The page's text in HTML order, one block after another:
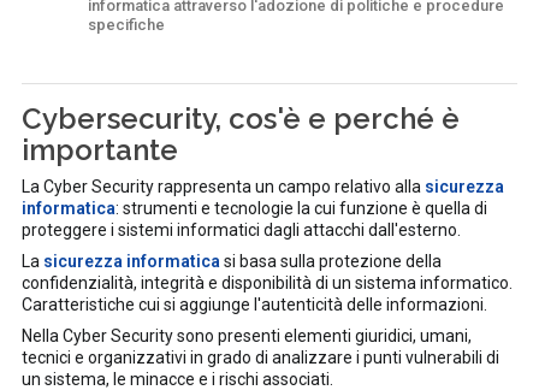
informatica attraverso l'adozione di politiche e procedure
specifiche
Cybersecurity, cos'è e perché è
importante
La Cyber Security rappresenta un campo relativo alla sicurezza
informatica: strumenti e tecnologie la cui funzione è quella di
proteggere i sistemi informatici dagli attacchi dall'esterno.
La sicurezza informatica si basa sulla protezione della
confidenzialità, integrità e disponibilità di un sistema informatico.
Caratteristiche cui si aggiunge l'autenticità delle informazioni.
Nella Cyber Security sono presenti elementi giuridici, umani,
tecnici e organizzativi in grado di analizzare i punti vulnerabili di
un sistema, le minacce e i rischi associati.